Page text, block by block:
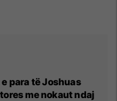
para të Joshuas
me nokaut ndaj